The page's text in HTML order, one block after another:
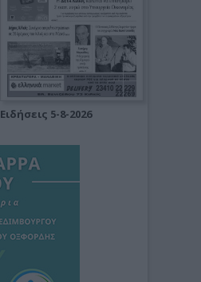
Ειδήσεις 5-8-2026